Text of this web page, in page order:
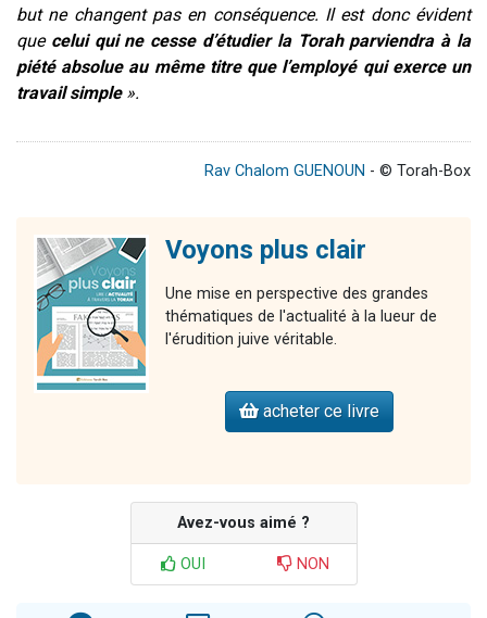
but ne changent pas en conséquence. Il est donc évident
que celui qui ne cesse d’étudier la Torah parviendra à la
piété absolue au même titre que l’employé qui exerce un
travail simple».
Rav Chalom GUENOUN - © Torah-Box
Voyons plus clair
Une mise en perspective des grandes
thématiques de l'actualité à la lueur de
l'érudition juive véritable.
acheter ce livre
Avez-vous aimé ?
OUI NON